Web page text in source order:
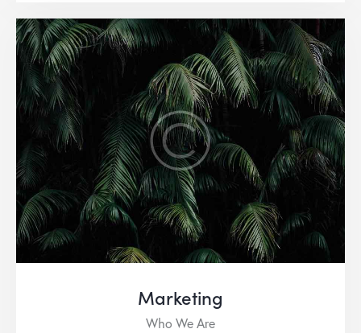
Marketing
Who We Are